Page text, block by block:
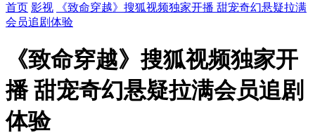
首页 影视
《致命穿越》搜狐视频独家开播 甜宠奇幻悬疑拉满
会员追剧体验
《致命穿越》搜狐视频独家开
播 甜宠奇幻悬疑拉满会员追剧
体验